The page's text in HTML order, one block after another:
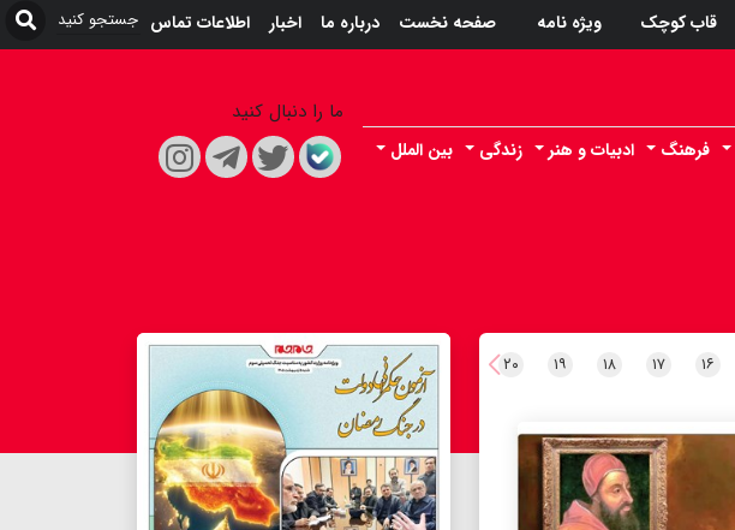
قاب کوچک ویژه نامه صفحه نخست درباره ما اخبار اطلاعات تماس
فرهنگ ادبیات و هنر زندگی
بین الملل
ما را دنبال کنید
۱۶ ۱۷ ۱۸ ۱۹ ۲۰